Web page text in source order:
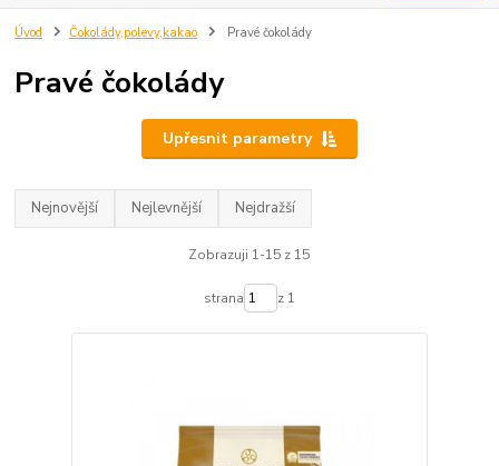
Úvod Čokolády,polevy,kakao Pravé čokolády
Pravé čokolády
Upřesnit parametry
Nejnovější Nejlevnější Nejdražší
Zobrazuji 1-15 z 15
strana z 1